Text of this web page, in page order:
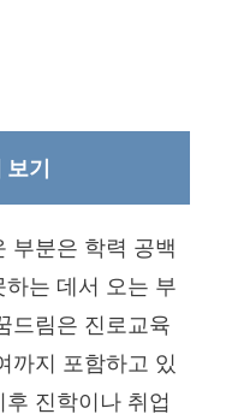
기
부분은 학력 공백
는 데서 오는 부
드림은 진로교육
까지 포함하고 있
진학이나 취업